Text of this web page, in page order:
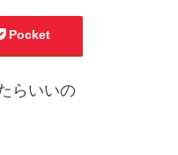
Pocket
らいいの